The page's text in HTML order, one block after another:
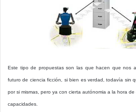
Este tipo de propuestas son las que hacen que nos
futuro de ciencia ficción, si bien es verdad, todavía sin
por si mismas, pero ya con cierta autónomia a la hora
capacidades.